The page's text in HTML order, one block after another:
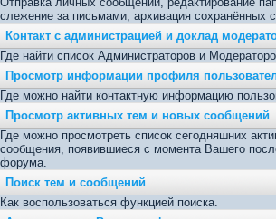
слежение за письмами, архивация сохранённых
Контакт с администрацией и доклад
Где найти список Администраторов и
Просмотр информации профиля
Где можно найти контактную информацию
Просмотр активных тем и новых сообщений
Где можно просмотреть список сегодняшних
сообщения, появившиеся с момента Вашего
форума.
Поиск тем и сообщений
Как воспользоваться функцией поиска.